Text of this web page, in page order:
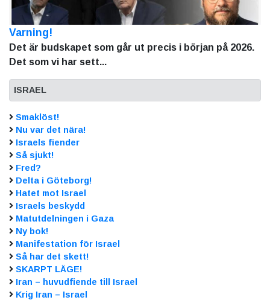
Varning!
Det är budskapet som går ut precis i början på 2026.
Det som vi har sett...
ISRAEL
Smaklöst!
Nu var det nära!
Israels fiender
Så sjukt!
Fred?
Delta i Göteborg!
Hatet mot Israel
Israels beskydd
Matutdelningen i Gaza
Ny bok!
Manifestation för Israel
Så har det skett!
SKARPT LÄGE!
Iran – huvudfiende till Israel
Krig Iran – Israel